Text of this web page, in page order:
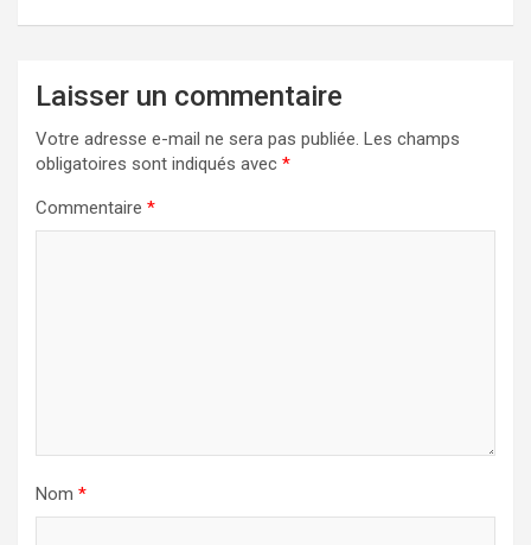
Laisser un commentaire
Votre adresse e-mail ne sera pas publiée. Les champs
obligatoires sont indiqués avec *
Commentaire *
Nom *